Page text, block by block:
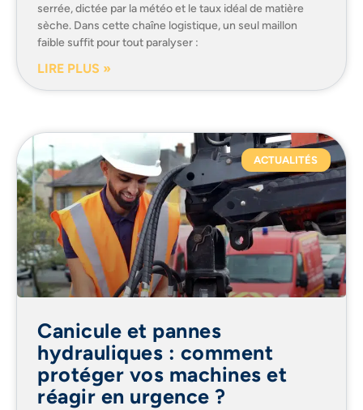
serrée, dictée par la météo et le taux idéal de matière
sèche. Dans cette chaîne logistique, un seul maillon
faible suffit pour tout paralyser :
LIRE PLUS »
ACTUALITÉS
Canicule et pannes
hydrauliques : comment
protéger vos machines et
réagir en urgence ?